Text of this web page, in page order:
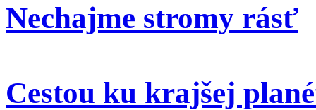
Nechajme stromy rásť
Cestou ku krajšej